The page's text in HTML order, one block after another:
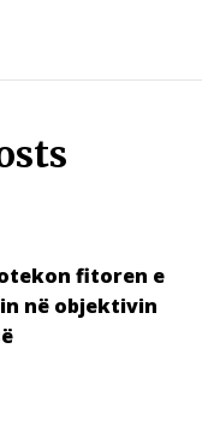
fitoren e
në objektivin